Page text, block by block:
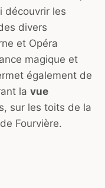
découvrir les
divers
et Opéra
magique et
également de
la vue
sur les toits de la
Fourvière.